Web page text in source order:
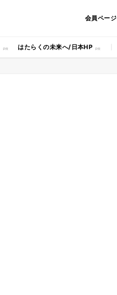
会員ページ
はたらくの未来へ/日本HP